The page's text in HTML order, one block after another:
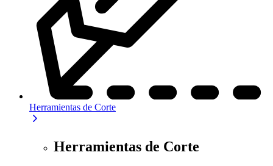
Herramientas de Corte
Herramientas de Corte